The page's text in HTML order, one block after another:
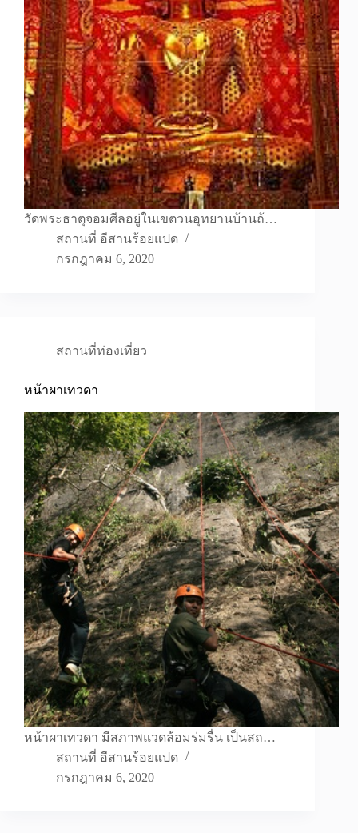
วัดพระธาตุจอมศีลอยู่ในเขตวนอุทยานบ้านถ้…
สถานที่ อีสานร้อยแปด
กรกฎาคม 6, 2020
สถานที่ท่องเที่ยว
หน้าผาเทวดา
หน้าผาเทวดา มีสภาพแวดล้อมร่มรื่น เป็นสถ…
สถานที่ อีสานร้อยแปด
กรกฎาคม 6, 2020